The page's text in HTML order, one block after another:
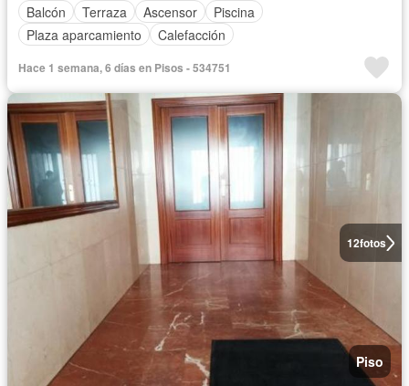
Balcón
Terraza Ascensor
Piscina
Plaza aparcamiento
Calefacción
Hace 1 semana, 6 días en Pisos - 534751
12fotos
Piso